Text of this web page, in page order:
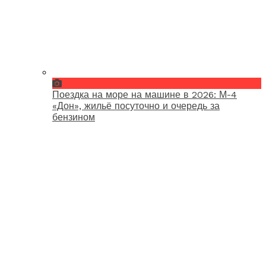
Поездка на море на машине в 2026: М-4
«Дон», жильё посуточно и очередь за
бензином